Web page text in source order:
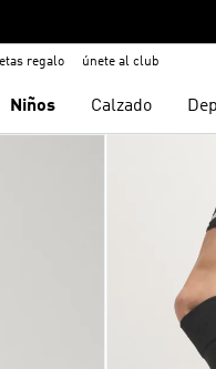
regalo únete al club
Niños Calzado